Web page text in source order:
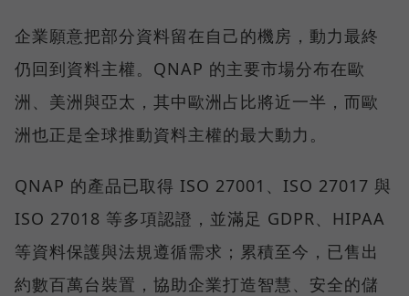
企業願意把部分資料留在自己的機房，動力最終
仍回到資料主權。QNAP 的主要市場分布在歐
洲、美洲與亞太，其中歐洲占比將近一半，而歐
洲也正是全球推動資料主權的最大動力。
QNAP 的產品已取得 ISO 27001、ISO 27017 與
ISO 27018 等多項認證，並滿足 GDPR、HIPAA
等資料保護與法規遵循需求；累積至今，已售出
約數百萬台裝置，協助企業打造智慧、安全的儲